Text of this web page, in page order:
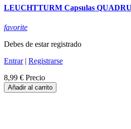
LEUCHTTURM Capsulas
favorite
Debes de estar registrado
Entrar| Registrarse
8,99 € Precio
Añadir al carrito